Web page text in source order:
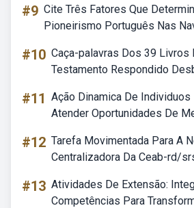
#9 Cite Três Fatores Que
Pioneirismo Português Nas
#10 Caça-palavras Dos 39 Livros
Testamento Respondido
#11 Ação Dinamica De
Atender Oportunidades De
#12 Tarefa Movimentada Para A
Centralizadora Da Ceab-rd/
#13 Atividades De Extensão:
Competências Para